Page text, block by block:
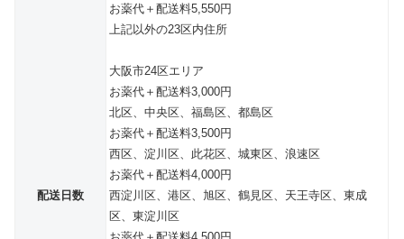
配送日数
お薬代＋配送料5,550円
上記以外の23区内住所
大阪市24区エリア
お薬代＋配送料3,000円
北区、中央区、福島区、都島区
お薬代＋配送料3,500円
西区、淀川区、此花区、城東区、浪速区
お薬代＋配送料4,000円
西淀川区、港区、旭区、鶴見区、天王寺区、東成
区、東淀川区